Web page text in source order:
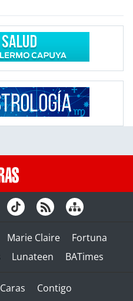
Marie Claire
Fortuna
Lunateen BATimes
Caras
Contigo